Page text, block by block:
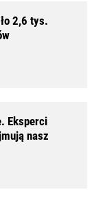
2,6 tys.
Eksperci
nasz